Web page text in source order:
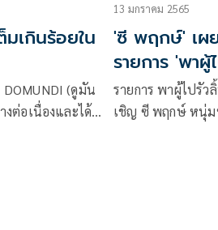
เกินร้อยใน
(ดูมัน
ต่อเนื่องและได้
เอกสิชฌ์ ,
13 มกราคม 2565
'ซี พฤกษ์' เผย
รายการ 'พาผู้
รายการ พาผู้ไปรั
เชิญ ซี พฤกษ์ หนุ่ม